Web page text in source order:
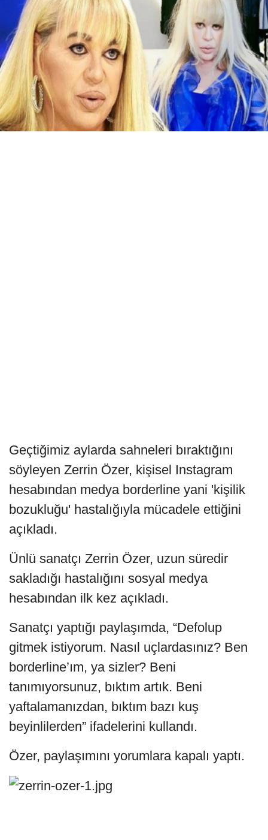
Geçtiğimiz aylarda sahneleri bıraktığını
söyleyen Zerrin Özer, kişisel Instagram
hesabından medya borderline yani 'kişilik
bozukluğu' hastalığıyla mücadele ettiğini
açıkladı.
Ünlü sanatçı Zerrin Özer, uzun süredir
sakladığı hastalığını sosyal medya
hesabından ilk kez açıkladı.
Sanatçı yaptığı paylaşımda, “Defolup
gitmek istiyorum. Nasıl uçlardasınız? Ben
borderline’ım, ya sizler? Beni
tanımıyorsunuz, bıktım artık. Beni
yaftalamanızdan, bıktım bazı kuş
beyinlilerden” ifadelerini kullandı.
Özer, paylaşımını yorumlara kapalı yaptı.